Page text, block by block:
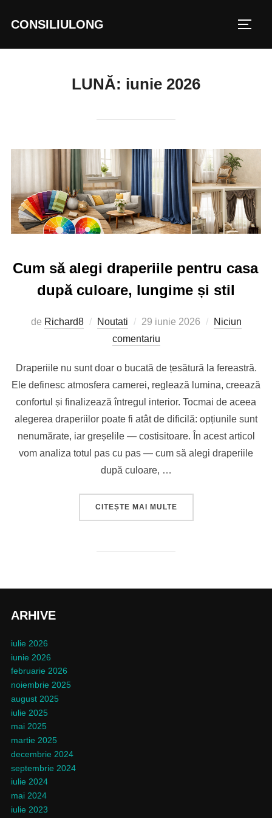
CONSILIULONG
LUNĂ: iunie 2026
Cum să alegi draperiile pentru casa
după culoare, lungime și stil
de Richard8 Noutati
Publicat
pe
29 iunie 2026
Niciun
comentariu
Draperiile nu sunt doar o bucată de țesătură la fereastră.
Ele definesc atmosfera camerei, reglează lumina, creează
confortul și finalizează întregul interior. Tocmai de aceea
alegerea draperiilor poate fi atât de dificilă: opțiunile sunt
nenumărate, iar greșelile — costisitoare. În acest articol
vom analiza totul pas cu pas — cum să alegi draperiile
după culoare, …
CITEȘTE MAI MULTE„CUM SĂ ALEGI
ARHIVE
iulie 2026
iunie 2026
februarie 2026
noiembrie 2025
august 2025
iulie 2025
mai 2025
martie 2025
decembrie 2024
septembrie 2024
iulie 2024
mai 2024
iulie 2023